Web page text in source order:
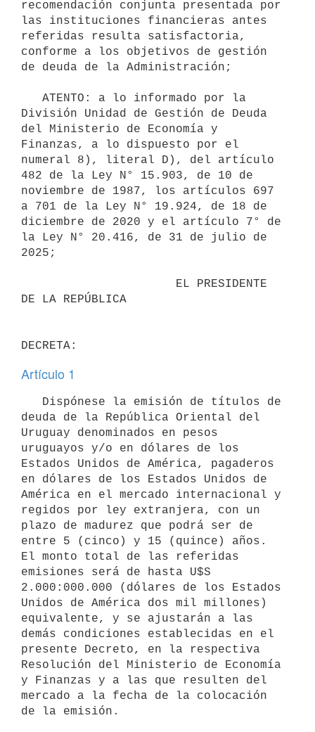
recomendación conjunta presentada por
las instituciones financieras antes
referidas resulta satisfactoria,
conforme a los objetivos de gestión
de deuda de la Administración;
División Unidad de Gestión de Deuda
del Ministerio de Economía y
Finanzas, a lo dispuesto por el
numeral 8), literal D), del artículo
482 de la Ley N° 15.903, de 10 de
noviembre de 1987, los artículos 697
a 701 de la Ley N° 19.924, de 18 de
diciembre de 2020 y el artículo 7° de
la Ley N° 20.416, de 31 de julio de
2025;
DE LA REPÚBLICA
Artículo 1
deuda de la República Oriental del
Uruguay denominados en pesos
uruguayos y/o en dólares de los
Estados Unidos de América, pagaderos
en dólares de los Estados Unidos de
América en el mercado internacional y
regidos por ley extranjera, con un
plazo de madurez que podrá ser de
entre 5 (cinco) y 15 (quince) años.
El monto total de las referidas
emisiones será de hasta U$S
2.000:000.000 (dólares de los Estados
Unidos de América dos mil millones)
equivalente, y se ajustarán a las
demás condiciones establecidas en el
presente Decreto, en la respectiva
Resolución del Ministerio de Economía
y Finanzas y a las que resulten del
mercado a la fecha de la colocación
de la emisión.